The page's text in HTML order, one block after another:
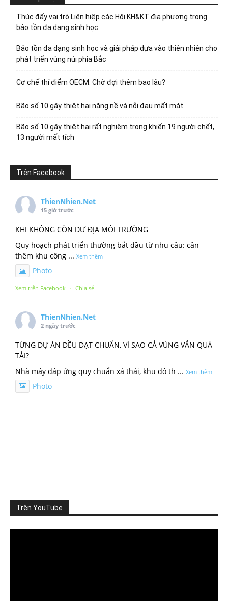
Thúc đẩy vai trò Liên hiệp các Hội KH&KT địa phương trong
bảo tồn đa dạng sinh học
Bảo tồn đa dạng sinh học và giải pháp dựa vào thiên nhiên cho
phát triển vùng núi phía Bắc
Cơ chế thí điểm OECM: Chờ đợi thêm bao lâu?
Bão số 10 gây thiệt hại nặng nề và nỗi đau mất mát
Bão số 10 gây thiệt hại rất nghiêm trọng khiến 19 người chết,
13 người mất tích
Trên Facebook
ThienNhien.Net
15 giờ trước
KHI KHÔNG CÒN DƯ ĐỊA MÔI TRƯỜNG
Quy hoạch phát triển thường bắt đầu từ nhu cầu: cần
thêm khu công ... Xem thêm
Photo
Xem trên Facebook · Chia sẻ
ThienNhien.Net
2 ngày trước
TỪNG DỰ ÁN ĐỀU ĐẠT CHUẨN, VÌ SAO CẢ VÙNG VẪN QUÁ
TẢI?
Nhà máy đáp ứng quy chuẩn xả thải, khu đô th ... Xem thêm
Photo
Photo
Trên YouTube